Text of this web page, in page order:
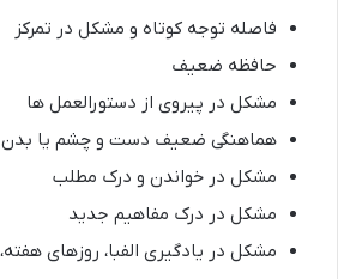
فاصله توجه کوتاه و مشکل در تمرکز
حافظه ضعیف
مشکل در پیروی از دستورالعمل ها
هماهنگی ضعیف دست و چشم یا بدن
مشکل در خواندن و درک مطلب
مشکل در درک مفاهیم جدید
مشکل در یادگیری الفبا، روزهای